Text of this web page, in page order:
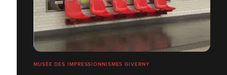
MUSÉE DES IMPRESSIONNISMES GIVERNY